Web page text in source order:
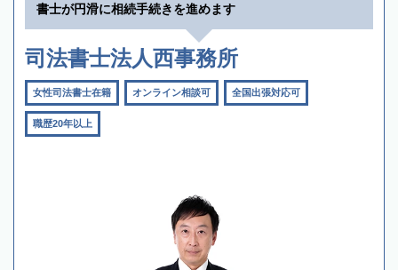
書士が円滑に相続手続きを進めます
司法書士法人西事務所
女性司法書士在籍 オンライン相談可 全国出張対応可
職歴20年以上